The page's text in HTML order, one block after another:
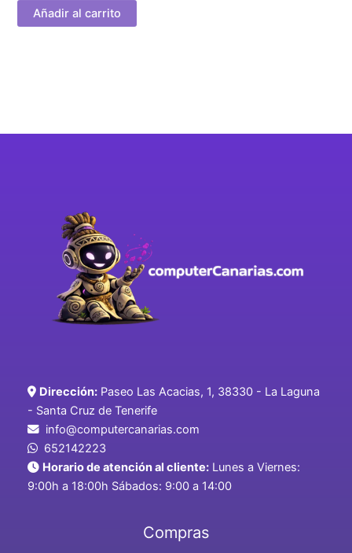
Añadir al carrito
Dirección: Paseo Las Acacias, 1, 38330 - La Laguna
- Santa Cruz de Tenerife
info@computercanarias.com
652142223
Horario de atención al cliente: Lunes a Viernes:
9:00h a 18:00h Sábados: 9:00 a 14:00
Compras